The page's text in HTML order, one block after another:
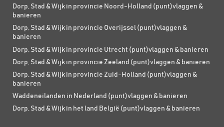
Dorp, Stad & Wijk in provincie Noord-Holland (punt)vlaggen &
banieren
Dorp, Stad & Wijk in provincie Overijssel (punt)vlaggen &
banieren
Dorp, Stad & Wijk in provincie Utrecht (punt)vlaggen & banieren
Dorp, Stad & Wijk in provincie Zeeland (punt)vlaggen & banieren
Dorp, Stad & Wijk in provincie Zuid-Holland (punt)vlaggen &
banieren
Waddeneilanden in Nederland (punt)vlaggen & banieren
Dorp, Stad & Wijk in het land België (punt)vlaggen & banieren